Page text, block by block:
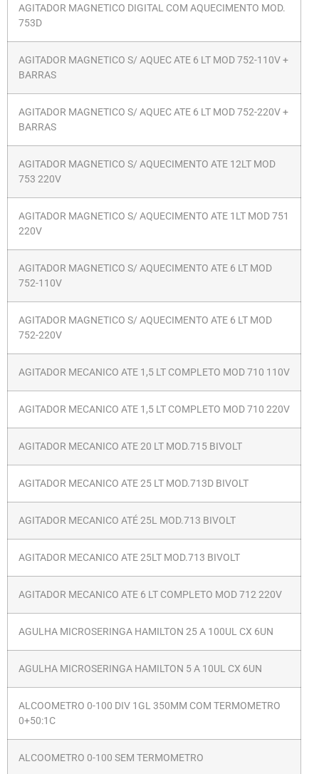
AGITADOR MAGNETICO DIGITAL COM AQUECIMENTO MOD.
753D
AGITADOR MAGNETICO S/ AQUEC ATE 6 LT MOD 752-110V +
BARRAS
AGITADOR MAGNETICO S/ AQUEC ATE 6 LT MOD 752-220V +
BARRAS
AGITADOR MAGNETICO S/ AQUECIMENTO ATE 12LT MOD
753 220V
AGITADOR MAGNETICO S/ AQUECIMENTO ATE 1LT MOD 751
220V
AGITADOR MAGNETICO S/ AQUECIMENTO ATE 6 LT MOD
752-110V
AGITADOR MAGNETICO S/ AQUECIMENTO ATE 6 LT MOD
752-220V
AGITADOR MECANICO ATE 1,5 LT COMPLETO MOD 710 110V
AGITADOR MECANICO ATE 1,5 LT COMPLETO MOD 710 220V
AGITADOR MECANICO ATE 20 LT MOD.715 BIVOLT
AGITADOR MECANICO ATE 25 LT MOD.713D BIVOLT
AGITADOR MECANICO ATÉ 25L MOD.713 BIVOLT
AGITADOR MECANICO ATE 25LT MOD.713 BIVOLT
AGITADOR MECANICO ATE 6 LT COMPLETO MOD 712 220V
AGULHA MICROSERINGA HAMILTON 25 A 100UL CX 6UN
AGULHA MICROSERINGA HAMILTON 5 A 10UL CX 6UN
ALCOOMETRO 0-100 DIV 1GL 350MM COM TERMOMETRO
0+50:1C
ALCOOMETRO 0-100 SEM TERMOMETRO